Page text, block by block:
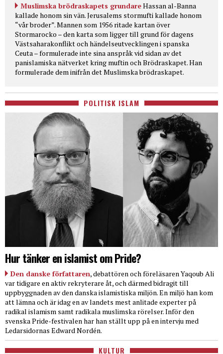
Muslimska brödraskapets grundareHassan al-Banna
kallade honom sin vän. Jerusalems stormufti kallade honom
“vår broder”. Mannen som 1956 ritade kartan över
Stormarocko – den karta som ligger till grund för dagens
Västsaharakonflikt och händelseutvecklingen i spanska
Ceuta – formulerade inte sina anspråk vid sidan av det
panislamiska nätverket kring muftin och Brödraskapet. Han
formulerade dem inifrån det Muslimska brödraskapet.
POLITISK ISLAM
Hur tänker en islamist om Pride?
Den danske författaren, debattören och föreläsaren Yaqoub Ali
var tidigare en aktiv rekryterare åt, och därmed bidragit till
uppbyggnaden av den danska islamistiska miljön. En miljö han kom
att lämna och är idag en av landets mest anlitade experter på
radikal islamism samt radikala muslimska rörelser. Inför den
svenska Pride-festivalen har han ställt upp på en intervju med
Ledarsidornas Edward Nordén.
KULTUR